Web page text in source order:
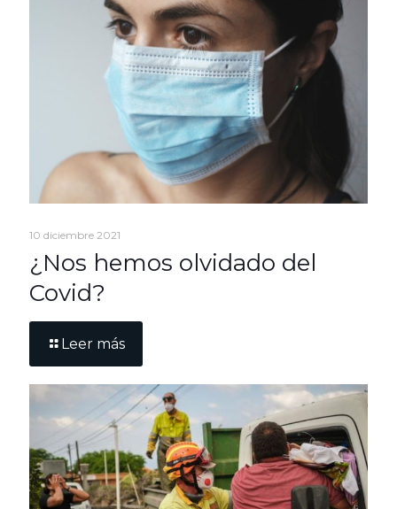
10 diciembre 2021
¿Nos hemos olvidado del
Covid?
Leer más